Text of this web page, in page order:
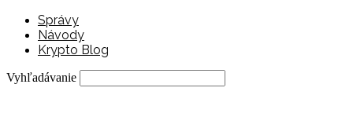
Správy
Návody
Krypto Blog
Vyhľadávanie